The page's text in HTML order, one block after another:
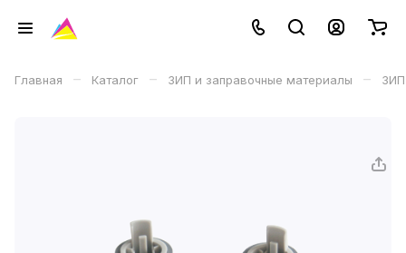
Главная – Каталог – ЗИП и заправочные материалы – ЗИП